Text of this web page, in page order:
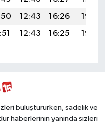
12:43 16:26
19:26
12:43 16:25 19:25
buluştururken, sadelik ve
haberlerinin yanında sizleri